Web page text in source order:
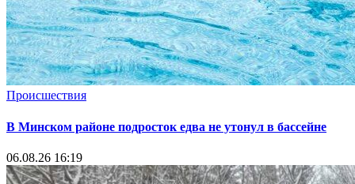
Происшествия
В Минском районе подросток едва не утонул в бассейне
06.08.26 16:19